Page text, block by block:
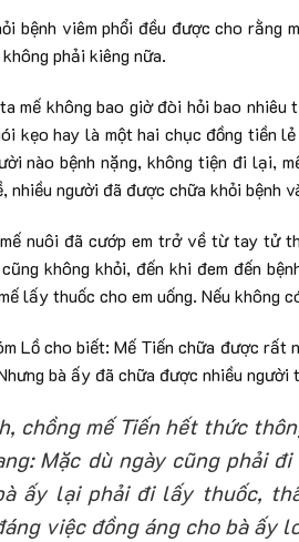
bệnh viêm phổi đều được cho rằng
phải kiêng nữa.
mế không bao giờ đòi hỏi bao
kẹo hay là một hai chục đồng tiền
nào bệnh nặng, không tiện đi lại,
người đã được chữa khỏi bệnh
nuôi đã cướp em trở về từ tay tử
không khỏi, đến khi đem đến
lấy thuốc cho em uống. Nếu không
Lồ cho biết: Mế Tiến chữa được rất
bà ấy đã chữa được nhiều người
chồng mế Tiến hết thức
Mặc dù ngày cũng phải
ấy lại phải đi lấy thuốc,
việc đồng áng cho bà ấy